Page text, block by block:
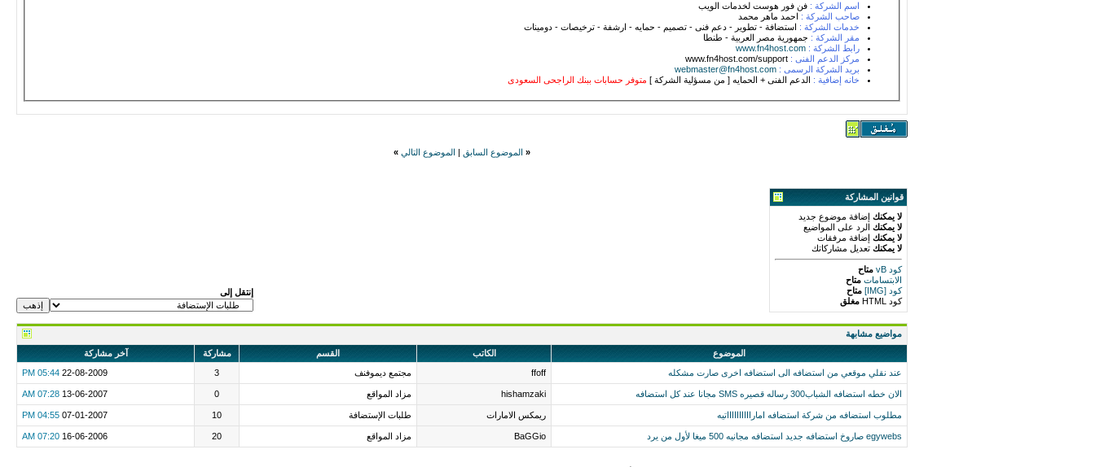
اسم الشركة : فن فور هوست لخدمات الويب
صاحب الشركة : احمد ماهر محمد
خدمات الشركة : استضافة - تطوير - دعم فنى - تصميم - حمايه - ارشفة - ترخيصات - دومينات
مقر الشركة : جمهورية مصر العربية - طنطا
رابط الشركة : www.fn4host.com
مركز الدعم الفنى :www.fn4host.com/support
بريد الشركة الرسمى : webmaster@fn4host.com
خانه إضافية : الدعم الفنى + الحمايه [ من مسؤلية الشركة ] متوفر حسابات ببنك الراجحى السعودى
« الموضوع السابق الموضوع التالي »
قوانين المشاركة
لا يمكنك إضافة موضوع جديد
لا يمكنك الرد على المواضيع
لا يمكنك إضافة مرفقات
لا يمكنك تعديل مشاركاتك
كود vB
متاح
الابتسامات متاح
كود [IMG]
متاح
كود HTML
مغلق
إنتقل إلى
مواضيع مشابهة
الموضوع
الكاتب القسم مشاركة
آخر مشاركة
عند نقلي موقعي من استضافه الى استضافه اخرى صارت مشكله
ffoff مجتمع ديموفنف 3
22-08-2009
05:44 PM
الان خطه استضافه الشباب300 رساله قصيره SMS مجانا عند كل استضافه hishamzaki مزاد المواقع 0
13-06-2007
07:28 AM
مطلوب استضافه من شركة استضافه امارااااااااااتيه ريمكس الامارات طلبات الإستضافة 10
07-01-2007
04:55 PM
egywebs صاروخ استضافه جديد استضافه مجانيه 500 ميغا لأول من يرد BaGGio مزاد المواقع 20
16-06-2006
07:20 AM